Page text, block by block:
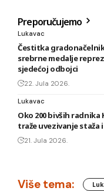
Preporučujemo
Lukavac
Čestitka
srebrne medalje
sjedećoj odbojci
22. Jula 2026.
Lukavac
Oko 200 bivših
traže uvezivanje
21. Jula 2026.
Više tema: